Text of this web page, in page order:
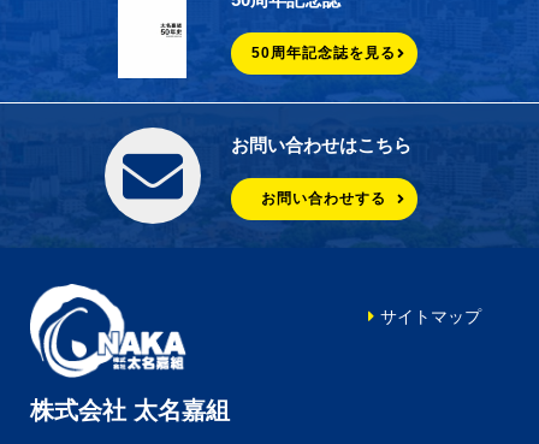
50周年記念誌を見る
お問い合わせはこちら
お問い合わせする
株式会社 太名嘉組
サイトマップ